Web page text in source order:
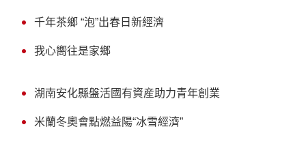
千年茶鄉 “泡”出春日新經濟
我心嚮往是家鄉
湖南安化縣盤活國有資産助力青年創業
米蘭冬奧會點燃益陽“冰雪經濟”